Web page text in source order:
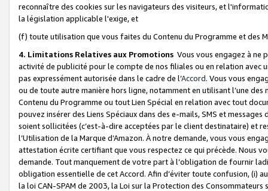
reconnaître des cookies sur les navigateurs des visiteurs, et
la législation applicable l'exige, et
(f) toute utilisation que vous faites du Contenu du Programme et des
4. Limitations Relatives aux Promotions Vous vous engagez à ne
activité de publicité pour le compte de nos filiales ou en relation avec
pas expressément autorisée dans le cadre de l’Accord. Vous vous
ou de toute autre manière hors ligne, notamment en utilisant l’une
Contenu du Programme ou tout Lien Spécial en relation avec tout
pouvez insérer des Liens Spéciaux dans des e-mails, SMS et
soient sollicitées (c’est-à-dire acceptées par le client destinataire) et
l’Utilisation de la Marque d’Amazon. À notre demande, vous vous
attestation écrite certifiant que vous respectez ce qui précède. Nous
demande. Tout manquement de votre part à l’obligation de fournir
obligation essentielle de cet Accord. Afin d’éviter toute confusion, (i)
la loi CAN-SPAM de 2003, la Loi sur la Protection des